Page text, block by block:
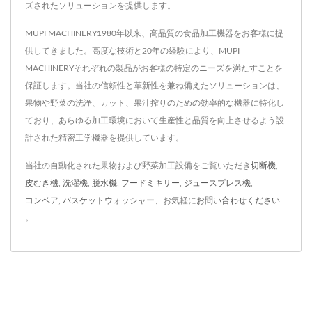
ズされたソリューションを提供します。
MUPI MACHINERY1980年以来、高品質の食品加工機器をお客様に提
供してきました。高度な技術と20年の経験により、MUPI
MACHINERYそれぞれの製品がお客様の特定のニーズを満たすことを
保証します。当社の信頼性と革新性を兼ね備えたソリューションは、
果物や野菜の洗浄、カット、果汁搾りのための効率的な機器に特化し
ており、あらゆる加工環境において生産性と品質を向上させるよう設
計された精密工学機器を提供しています。
当社の自動化された果物および野菜加工設備をご覧いただき切断機
皮むき機 洗濯機 脱水機 フードミキサー ジュースプレス機
コンベア バスケットウォッシャー 、お気軽にお問い合わせください
。